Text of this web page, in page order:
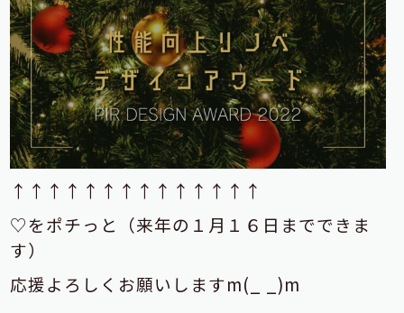
↑↑↑↑↑↑↑↑↑↑↑↑↑↑
♡をポチっと（来年の１月１６日までできま
す）
応援よろしくお願いしますm(_ _)m